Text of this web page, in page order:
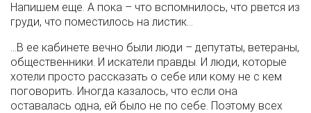
Напишем еще. А пока – что вспомнилось, что рвется из
груди, что поместилось на листик…
…В ее кабинете вечно были люди – депутаты, ветераны,
общественники. И искатели правды. И люди, которые
хотели просто рассказать о себе или кому не с кем
поговорить. Иногда казалось, что если она
оставалась одна, ей было не по себе. Поэтому всех